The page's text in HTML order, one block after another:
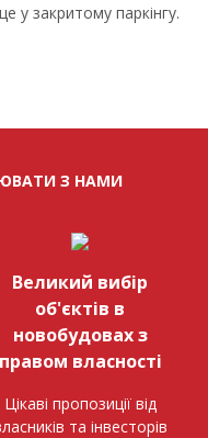
у закритому паркінгу.
З НАМИ
Великий вибір
об'єктів в
новобудовах з
правом власності
Цікаві пропозиції від
та інвесторів